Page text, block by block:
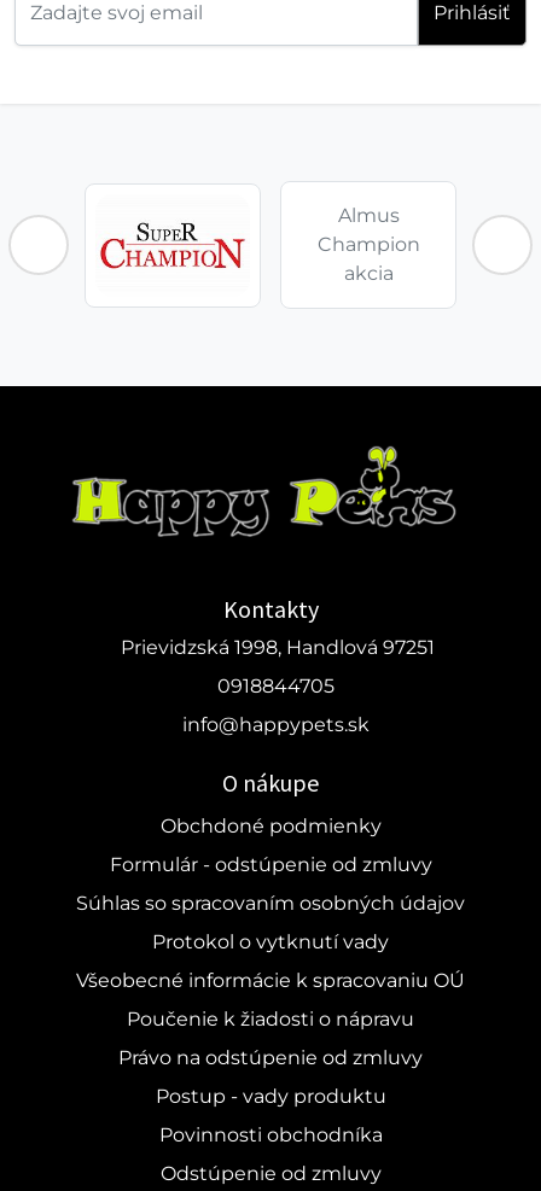
Prihlásiť
Almus
Champion
akcia
Kontakty
Prievidzská 1998, Handlová 97251
0918844705
info@happypets.sk
O nákupe
Obchdoné podmienky
Formulár - odstúpenie od zmluvy
Súhlas so spracovaním osobných údajov
Protokol o vytknutí vady
Všeobecné informácie k spracovaniu OÚ
Poučenie k žiadosti o nápravu
Právo na odstúpenie od zmluvy
Postup - vady produktu
Povinnosti obchodníka
Odstúpenie od zmluvy